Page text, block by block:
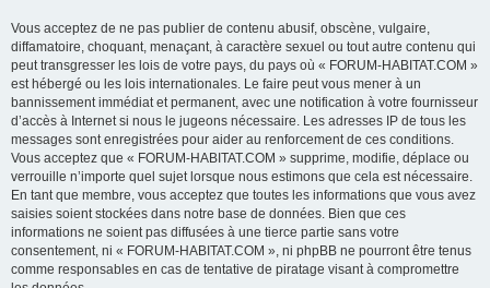
Vous acceptez de ne pas publier de contenu abusif, obscène, vulgaire,
diffamatoire, choquant, menaçant, à caractère sexuel ou tout autre contenu qui
peut transgresser les lois de votre pays, du pays où « FORUM-HABITAT.COM »
est hébergé ou les lois internationales. Le faire peut vous mener à un
bannissement immédiat et permanent, avec une notification à votre fournisseur
d’accès à Internet si nous le jugeons nécessaire. Les adresses IP de tous les
messages sont enregistrées pour aider au renforcement de ces conditions.
Vous acceptez que « FORUM-HABITAT.COM » supprime, modifie, déplace ou
verrouille n’importe quel sujet lorsque nous estimons que cela est nécessaire.
En tant que membre, vous acceptez que toutes les informations que vous avez
saisies soient stockées dans notre base de données. Bien que ces
informations ne soient pas diffusées à une tierce partie sans votre
consentement, ni « FORUM-HABITAT.COM », ni phpBB ne pourront être tenus
comme responsables en cas de tentative de piratage visant à compromettre